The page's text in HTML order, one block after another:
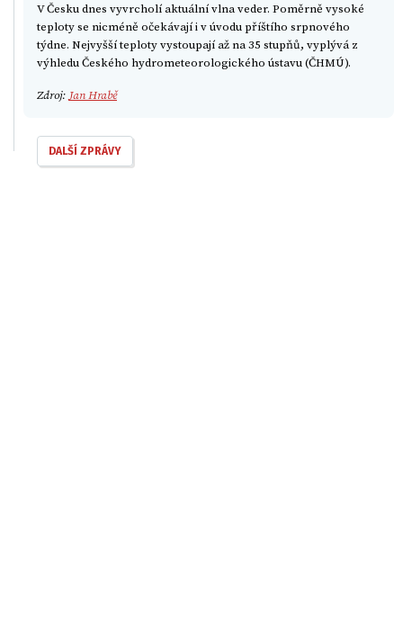
V Česku dnes vyvrcholí aktuální vlna veder. Poměrně vysoké
teploty se nicméně očekávají i v úvodu příštího srpnového
týdne. Nejvyšší teploty vystoupají až na 35 stupňů, vyplývá z
výhledu Českého hydrometeorologického ústavu (ČHMÚ).
Zdroj: Jan Hrabě
DALŠÍ ZPRÁVY